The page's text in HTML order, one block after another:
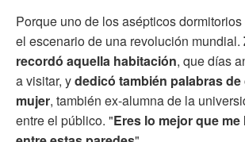
Porque uno de los asépticos
el escenario de una revolución mundial.
recordó aquella habitación, que días
a visitar, ydedicó también palabras de
mujer, también ex-alumna de la
entre el público. "Eres lo mejor que me